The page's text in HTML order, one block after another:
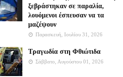
ξεβράστηκαν σε παραλία,
λουόμενοι έσπευσαν να τα
μαζέψουν
Παρασκευή, Ιουλίου 31, 2026
Τραγωδία στη Φθιώτιδα
Σάββατο, Αυγούστου 01, 2026